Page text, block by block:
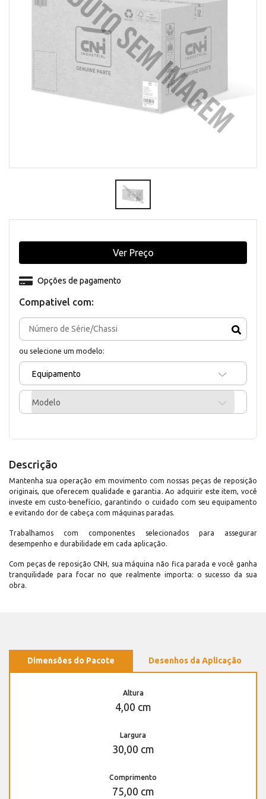
Compativel com:
ou selecione um modelo:
Equipamento
Modelo
Opções de pagamento
Ver Preço
Descrição
Mantenha sua operação em movimento com nossas peças de reposição
originais, que oferecem qualidade e garantia. Ao adquirir este item, você
investe em custo-benefício, garantindo o cuidado com seu equipamento
e evitando dor de cabeça com máquinas paradas.
Trabalhamos com componentes selecionados para assegurar
desempenho e durabilidade em cada aplicação.
Com peças de reposição CNH, sua máquina não fica parada e você ganha
tranquilidade para focar no que realmente importa: o sucesso da sua
obra.
Dimensões do Pacote Desenhos da Aplicação
Altura
4,00 cm
Largura
30,00 cm
Comprimento
75,00 cm